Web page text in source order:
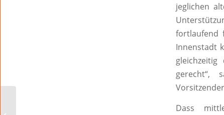
jeglichen
fortlaufend
Innenstadt
gerecht“,
Dass